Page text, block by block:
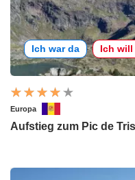
Ich war da Ich will
Europa
Aufstieg zum Pic de